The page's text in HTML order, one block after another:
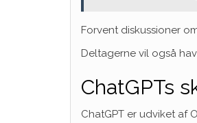
Forvent diskussioner
Deltagerne vil også
ChatGPTs
ChatGPT er udviket af